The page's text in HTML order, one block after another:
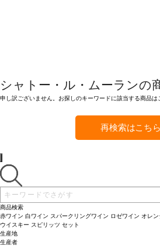
シャトー・ル・ムーランの
申し訳ございません。お探しのキーワードに該当する商品は
再検索はこちら
商品検索
赤ワイン 白ワイン スパークリングワイン ロゼワイン オレ
ウイスキー スピリッツ セット
生産地
生産者